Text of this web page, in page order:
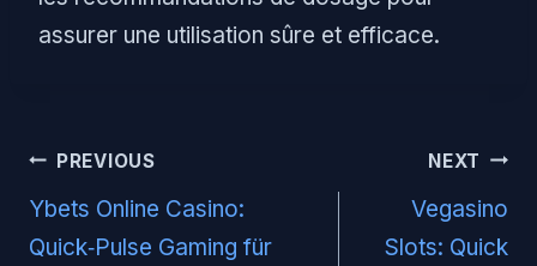
assurer une utilisation sûre et efficace.
Post
navigation
PREVIOUS
Ybets Online Casino:
Quick‑Pulse Gaming für
NEXT
Vegasino
Slots: Quick